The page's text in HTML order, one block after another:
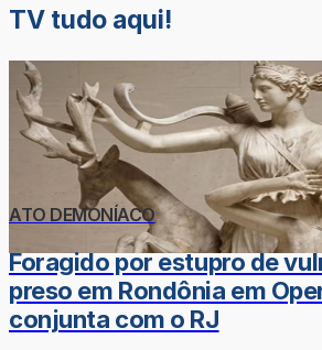
TV tudo aqui!
ATO DEMONÍACO
Foragido por estupro de
preso em Rondônia em
conjunta com o RJ